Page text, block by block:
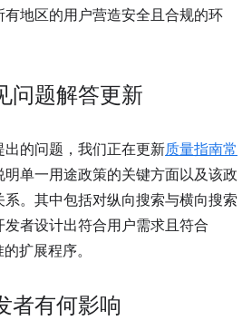
地区的用户营造安全且合规的环
问题解答更新
的问题，我们正在更新质量指南常
明单一用途政策的关键方面以及该政
。其中包括对纵向搜索与横向搜索
者设计出符合用户需求且符合
扩展程序。
者有何影响